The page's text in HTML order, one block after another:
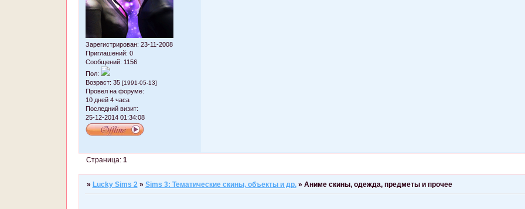
Зарегистрирован: 23-11-2008
Приглашений: 0
Сообщений: 1156
Пол:
Возраст: 35[1991-05-13]
Провел на форуме:
10 дней 4 часа
Последний визит:
25-12-2014 01:34:08
Страница: 1
» Lucky Sims 2 » Sims 3: Тематические скины, объекты и др. » Аниме скины, одежда, предметы и прочее